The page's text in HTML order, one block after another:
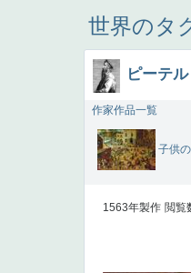
世界のタ
ピーテ
作家作品一覧
子供
1563年製作 閲覧